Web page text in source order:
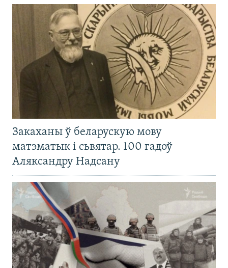
Закаханы ў беларускую мову
матэматык і сьвятар. 100 гадоў
Аляксандру Надсану